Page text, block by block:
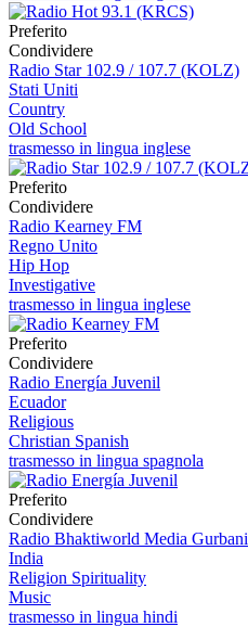
Preferito
Condividere
Radio Star 102.9 / 107.7 (KOLZ)
Stati Uniti
Country
Old School
trasmesso in lingua inglese
Preferito
Condividere
Radio Kearney FM
Regno Unito
Hip Hop
Investigative
trasmesso in lingua inglese
Preferito
Condividere
Radio Energía Juvenil
Ecuador
Religious
Christian Spanish
trasmesso in lingua spagnola
Preferito
Condividere
Radio Bhaktiworld Media Gurbani
India
Religion Spirituality
Music
trasmesso in lingua hindi